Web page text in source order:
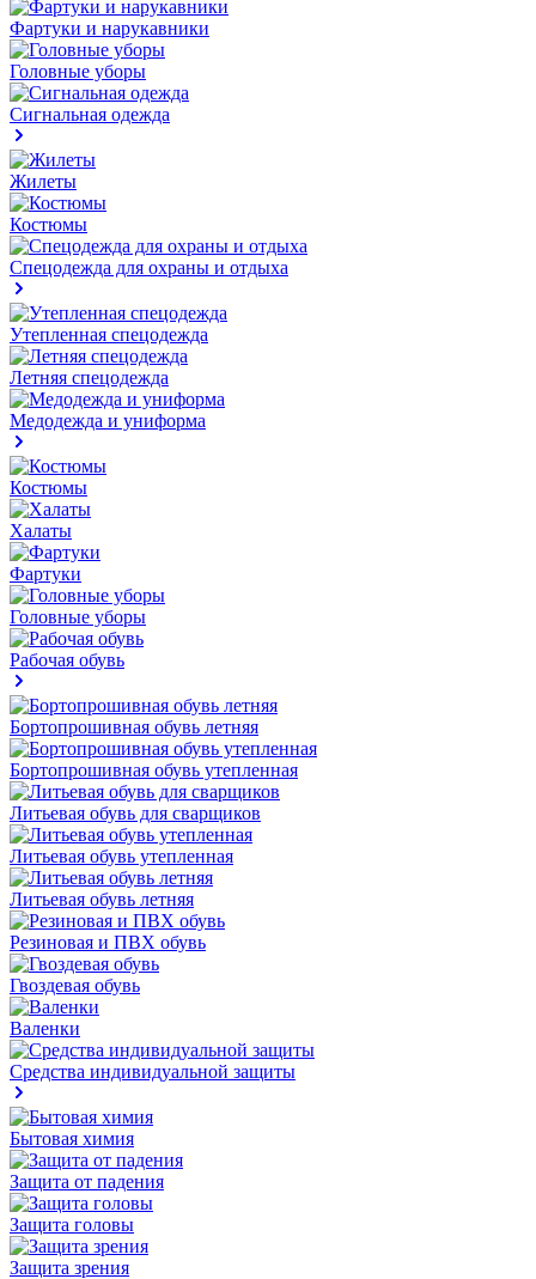
Фартуки и нарукавники
Головные уборы
Сигнальная одежда
Жилеты
Костюмы
Спецодежда для охраны и отдыха
Утепленная спецодежда
Летняя спецодежда
Медодежда и униформа
Костюмы
Халаты
Фартуки
Головные уборы
Рабочая обувь
Бортопрошивная обувь летняя
Бортопрошивная обувь утепленная
Литьевая обувь для сварщиков
Литьевая обувь утепленная
Литьевая обувь летняя
Резиновая и ПВХ обувь
Гвоздевая обувь
Валенки
Средства индивидуальной защиты
Бытовая химия
Защита от падения
Защита головы
Защита зрения